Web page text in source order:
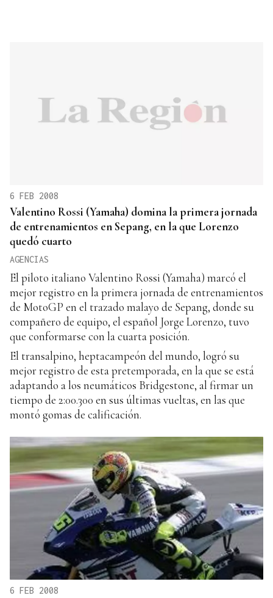
6 FEB 2008
Valentino Rossi (Yamaha) domina la primera jornada
de entrenamientos en Sepang, en la que Lorenzo
quedó cuarto
AGENCIAS
El piloto italiano Valentino Rossi (Yamaha) marcó el
mejor registro en la primera jornada de entrenamientos
de MotoGP en el trazado malayo de Sepang, donde su
compañero de equipo, el español Jorge Lorenzo, tuvo
que conformarse con la cuarta posición.
El transalpino, heptacampeón del mundo, logró su
mejor registro de esta pretemporada, en la que se está
adaptando a los neumáticos Bridgestone, al firmar un
tiempo de 2:00.300 en sus últimas vueltas, en las que
montó gomas de calificación.
6 FEB 2008